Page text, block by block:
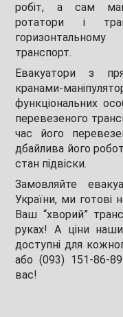
робіт, а сам
ротатори і
транспорт.
Евакуатори з
кранами-
функціональних
перевезеного
час його
дбайлива його
стан підвіски.
Замовляйте
України, ми готові
Ваш “хворий”
руках! А ціни
доступні для
або (093) 151-86-
вас!